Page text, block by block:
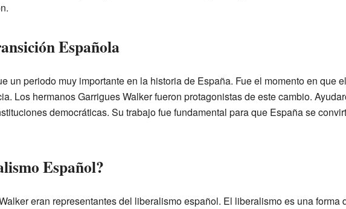
Española
un periodo muy importante en la historia de España. Fue el momento en que
Los hermanos Garrigues Walker fueron protagonistas de este cambio.
democráticas. Su trabajo fue fundamental para que España se
Español?
eran representantes del liberalismo español. El liberalismo es una forma